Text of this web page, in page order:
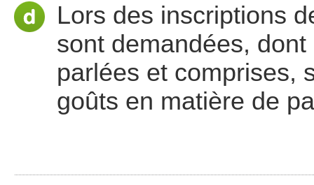
Lors des inscriptions
sont demandées,
parlées et comprises,
goûts en matière de